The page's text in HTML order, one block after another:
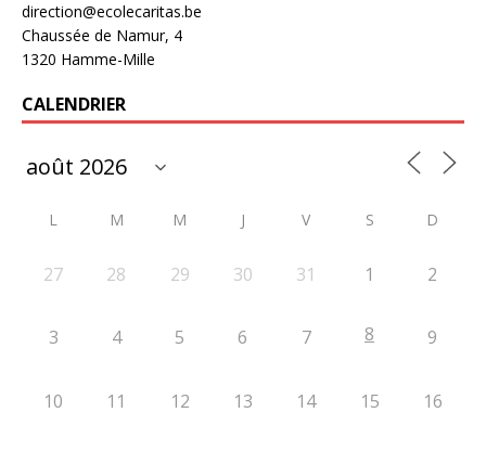
direction@ecolecaritas.be
Chaussée de Namur, 4
1320 Hamme-Mille
CALENDRIER
L M M J V S D
27 28 29 30 31 1 2
3 4 5 6 7 8 9
10 11 12 13 14 15 16